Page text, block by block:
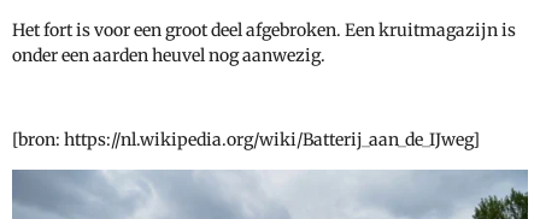
Het fort is voor een groot deel afgebroken. Een kruitmagazijn is
onder een aarden heuvel nog aanwezig.
[bron: https://nl.wikipedia.org/wiki/Batterij_aan_de_IJweg]